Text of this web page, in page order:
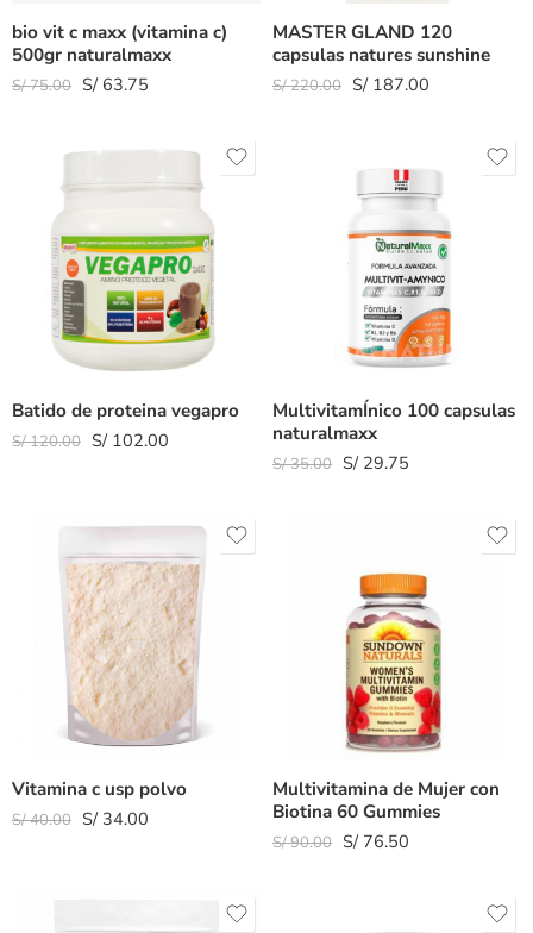
bio vit c maxx (vitamina c)
500gr naturalmaxx
S/75.00 S/63.75
MASTER GLAND 120
capsulas natures sunshine
S/220.00 S/187.00
Batido de proteina vegapro
S/120.00 S/102.00
MultivitamÍnico 100 capsulas
naturalmaxx
S/35.00 S/29.75
Vitamina c usp polvo
S/40.00 S/34.00
Multivitamina de Mujer con
Biotina 60 Gummies
S/90.00 S/76.50